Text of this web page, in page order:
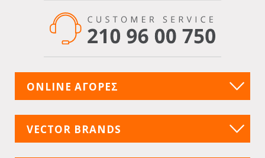
ONLINE ΑΓΟΡΕΣ
VECTOR BRANDS